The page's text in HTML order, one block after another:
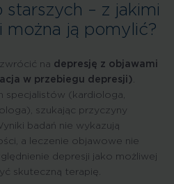
starszych – z jakimi
można ją pomylić?
na depresję z objawami
w przebiegu depresji).
specjalistów (kardiologa,
szukając przyczyny
badań nie wykazują
a leczenie objawowe nie
depresji jako możliwej
skuteczną terapię.